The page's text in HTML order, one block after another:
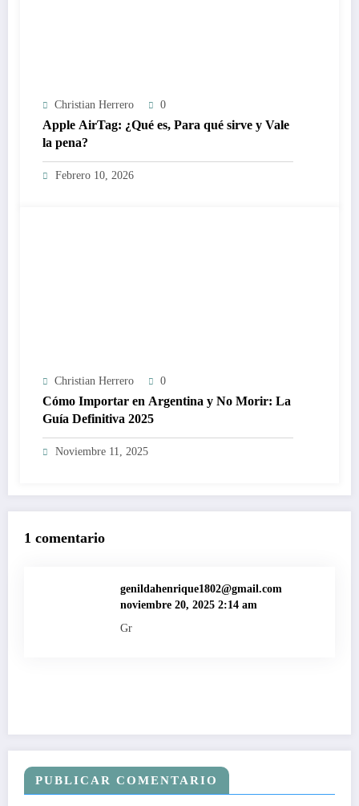
Christian Herrero 0
Apple AirTag: ¿Qué es, Para qué sirve y Vale
la pena?
Febrero 10, 2026
Christian Herrero 0
Cómo Importar en Argentina y No Morir: La
Guía Definitiva 2025
Noviembre 11, 2025
1 comentario
genildahenrique1802@gmail.com
noviembre 20, 2025 2:14 am
Gr
PUBLICAR COMENTARIO